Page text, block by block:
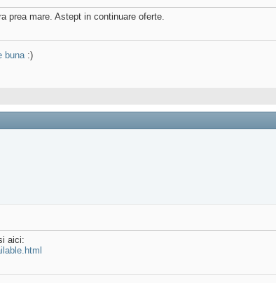
prea mare. Astept in continuare oferte.
buna:)
aici: